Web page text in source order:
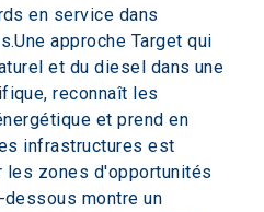
en service dans
approche Target qui
et du diesel dans une
reconnaît les
et prend en
infrastructures est
les zones d'opportunités
montre un